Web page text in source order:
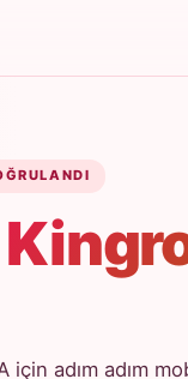
adım adım